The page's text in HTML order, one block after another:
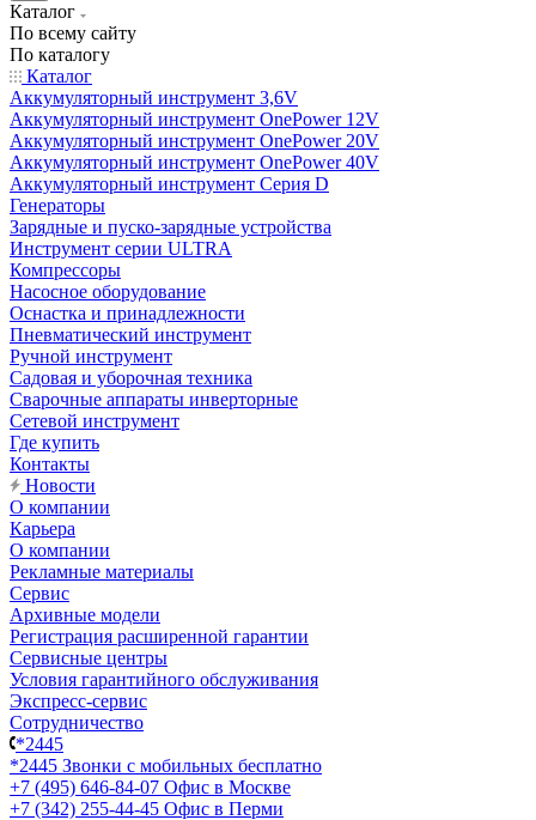
Каталог
По всему сайту
По каталогу
Каталог
Аккумуляторный инструмент 3,6V
Аккумуляторный инструмент OnePower 12V
Аккумуляторный инструмент OnePower 20V
Аккумуляторный инструмент OnePower 40V
Аккумуляторный инструмент Серия D
Генераторы
Зарядные и пуско-зарядные устройства
Инструмент серии ULTRA
Компрессоры
Насосное оборудование
Оснастка и принадлежности
Пневматический инструмент
Ручной инструмент
Садовая и уборочная техника
Сварочные аппараты инверторные
Сетевой инструмент
Где купить
Контакты
Новости
О компании
Карьера
О компании
Рекламные материалы
Сервис
Архивные модели
Регистрация расширенной гарантии
Сервисные центры
Условия гарантийного обслуживания
Экспресс-сервис
Сотрудничество
*2445
*2445 Звонки с мобильных бесплатно
+7 (495) 646-84-07 Офис в Москве
+7 (342) 255-44-45 Офис в Перми